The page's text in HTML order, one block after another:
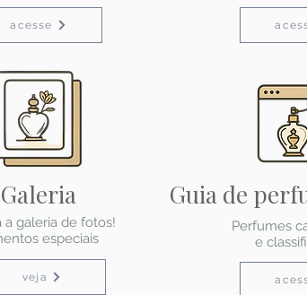
acesse
Galeria
a galeria de fotos!
especiais
veja
Guia de
Perfumes
e